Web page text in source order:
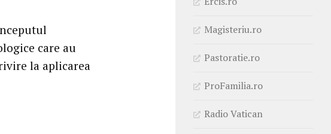
care au
la aplicarea
Magisteriu.ro
Pastoratie.ro
ProFamilia.ro
Radio Vatican